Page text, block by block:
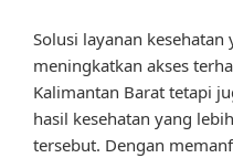
Solusi layanan
meningkatkan akses
Kalimantan Barat tetapi
hasil kesehatan yang
tersebut. Dengan